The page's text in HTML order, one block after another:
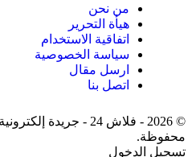
من نحن
هيأة التحرير
اتفاقية الاستخدام
سياسة الخصوصية
ارسل مقال
اتصل بنا
© 2026 - فلاش 24 -
محفوظة.
تسجيل الدخول